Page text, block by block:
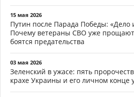
15 мая 2026
Путин после Парада Победы: «Дело
Почему ветераны СВО уже
боятся предательства
03 мая 2026
Зеленский в ужасе: пять
крахе Украины и его личном конце